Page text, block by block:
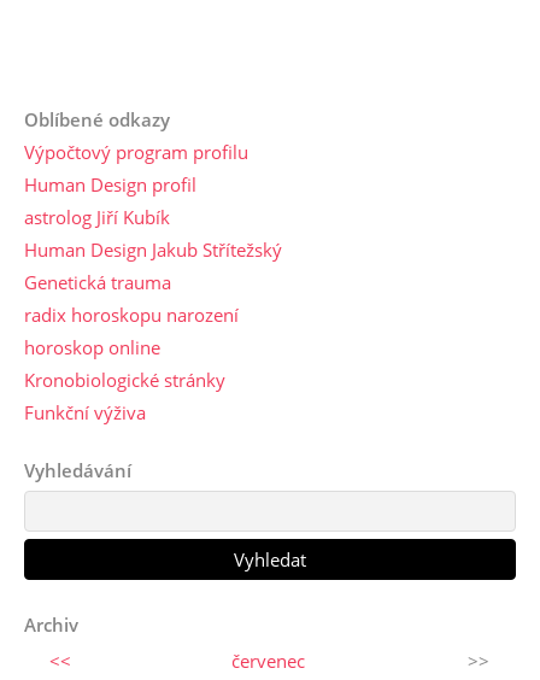
Oblíbené odkazy
Výpočtový program profilu
Human Design profil
astrolog Jiří Kubík
Human Design Jakub Střítežský
Genetická trauma
radix horoskopu narození
horoskop online
Kronobiologické stránky
Funkční výživa
Vyhledávání
Archiv
<<
červenec >>